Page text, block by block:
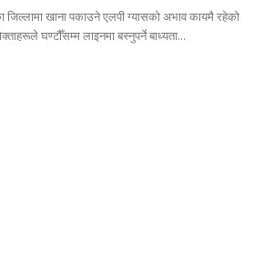
जिल्लामा खाना पकाउने एलपी ग्यासको अभाव कायमै रहेको
घण्टौँसम्म लाइनमा बस्नुपर्ने बाध्यता...